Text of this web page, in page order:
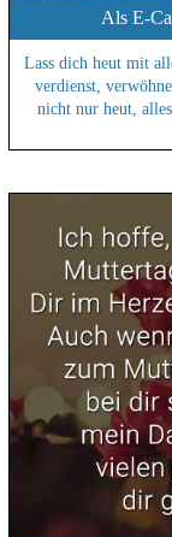
Als E-
Lass dich heut mit
verdienst,
nicht nur heut,